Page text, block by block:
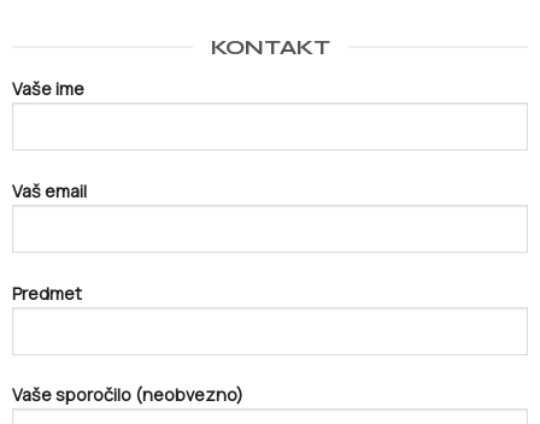
KONTAKT
Vaše ime
Vaš email
Predmet
Vaše sporočilo (neobvezno)